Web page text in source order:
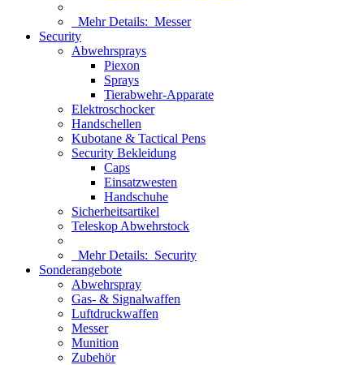
Mehr Details: Messer
Security
Abwehrsprays
Piexon
Sprays
Tierabwehr-Apparate
Elektroschocker
Handschellen
Kubotane & Tactical Pens
Security Bekleidung
Caps
Einsatzwesten
Handschuhe
Sicherheitsartikel
Teleskop Abwehrstock
Mehr Details: Security
Sonderangebote
Abwehrspray
Gas- & Signalwaffen
Luftdruckwaffen
Messer
Munition
Zubehör